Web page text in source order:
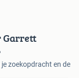
Garrett
zoekopdracht en de